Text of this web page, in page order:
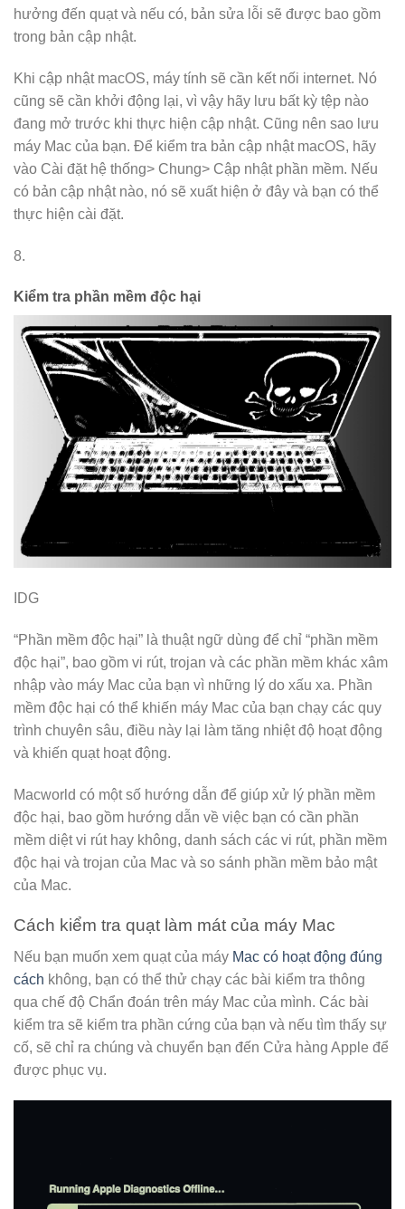
hưởng đến quạt và nếu có, bản sửa lỗi sẽ được bao gồm
trong bản cập nhật.
Khi cập nhật macOS, máy tính sẽ cần kết nối internet. Nó
cũng sẽ cần khởi động lại, vì vậy hãy lưu bất kỳ tệp nào
đang mở trước khi thực hiện cập nhật. Cũng nên sao lưu
máy Mac của bạn. Để kiểm tra bản cập nhật macOS, hãy
vào Cài đặt hệ thống> Chung> Cập nhật phần mềm. Nếu
có bản cập nhật nào, nó sẽ xuất hiện ở đây và bạn có thể
thực hiện cài đặt.
8.
Kiểm tra phần mềm độc hại
IDG
“Phần mềm độc hại” là thuật ngữ dùng để chỉ “phần mềm
độc hại”, bao gồm vi rút, trojan và các phần mềm khác xâm
nhập vào máy Mac của bạn vì những lý do xấu xa. Phần
mềm độc hại có thể khiến máy Mac của bạn chạy các quy
trình chuyên sâu, điều này lại làm tăng nhiệt độ hoạt động
và khiến quạt hoạt động.
Macworld có một số hướng dẫn để giúp xử lý phần mềm
độc hại, bao gồm hướng dẫn về việc bạn có cần phần
mềm diệt vi rút hay không, danh sách các vi rút, phần mềm
độc hại và trojan của Mac và so sánh phần mềm bảo mật
của Mac.
Cách kiểm tra quạt làm mát của máy Mac
Nếu bạn muốn xem quạt của máy Mac có hoạt động đúng
cách không, bạn có thể thử chạy các bài kiểm tra thông
qua chế độ Chẩn đoán trên máy Mac của mình. Các bài
kiểm tra sẽ kiểm tra phần cứng của bạn và nếu tìm thấy sự
cố, sẽ chỉ ra chúng và chuyển bạn đến Cửa hàng Apple để
được phục vụ.